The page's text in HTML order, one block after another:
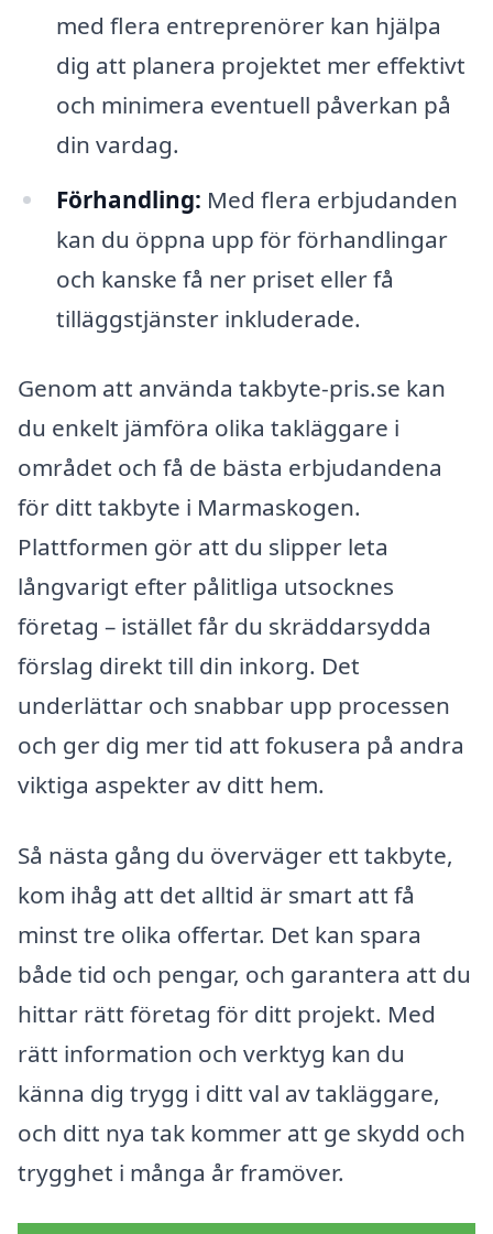
med flera entreprenörer kan hjälpa
dig att planera projektet mer effektivt
och minimera eventuell påverkan på
din vardag.
Förhandling: Med flera erbjudanden
kan du öppna upp för förhandlingar
och kanske få ner priset eller få
tilläggstjänster inkluderade.
Genom att använda takbyte-pris.se kan
du enkelt jämföra olika takläggare i
området och få de bästa erbjudandena
för ditt takbyte i Marmaskogen.
Plattformen gör att du slipper leta
långvarigt efter pålitliga utsocknes
företag – istället får du skräddarsydda
förslag direkt till din inkorg. Det
underlättar och snabbar upp processen
och ger dig mer tid att fokusera på andra
viktiga aspekter av ditt hem.
Så nästa gång du överväger ett takbyte,
kom ihåg att det alltid är smart att få
minst tre olika offertar. Det kan spara
både tid och pengar, och garantera att du
hittar rätt företag för ditt projekt. Med
rätt information och verktyg kan du
känna dig trygg i ditt val av takläggare,
och ditt nya tak kommer att ge skydd och
trygghet i många år framöver.